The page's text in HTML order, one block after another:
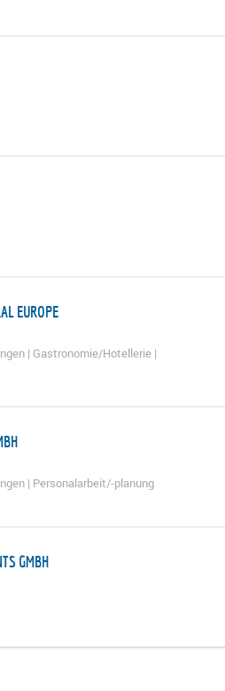
EUROPE
| Gastronomie/Hotellerie |
| Personalarbeit/-planung
GMBH